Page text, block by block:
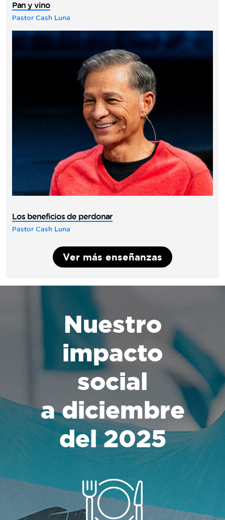
Pan y vino
Pastor Cash Luna
Los beneficios de perdonar
Pastor Cash Luna
Ver más enseñanzas
Nuestro
impacto
social
a diciembre
del 2025